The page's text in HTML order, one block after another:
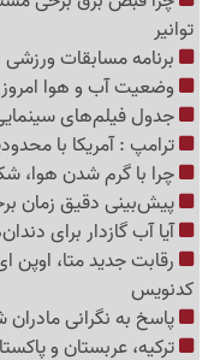
توانیر
برنامه مسابقات ورزشی امروز جمعه 16
وضعیت آب و هوا امروز جمعه 16 مرداد 1405 +
جدول فیلم‌های سینمایی
ترامپ : آمریکا با
چرا با گرم شدن هوا،
پیش‌بینی دقیق زمان
آیا آب گازدار برای
رقابت جدید متا،
کدنویس
پاسخ به نگرانی
ترکیه، عربستان و